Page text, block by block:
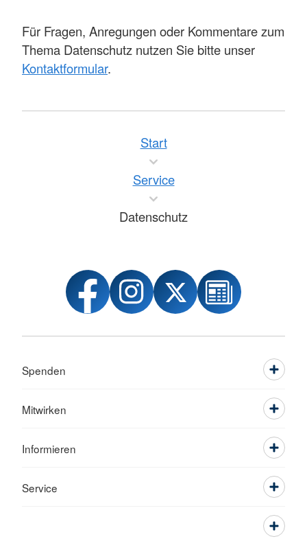
Für Fragen, Anregungen oder Kommentare zum
Thema Datenschutz nutzen Sie bitte unser
Kontaktformular.
Start
Service
Datenschutz
Spenden
Mitwirken
Informieren
Service